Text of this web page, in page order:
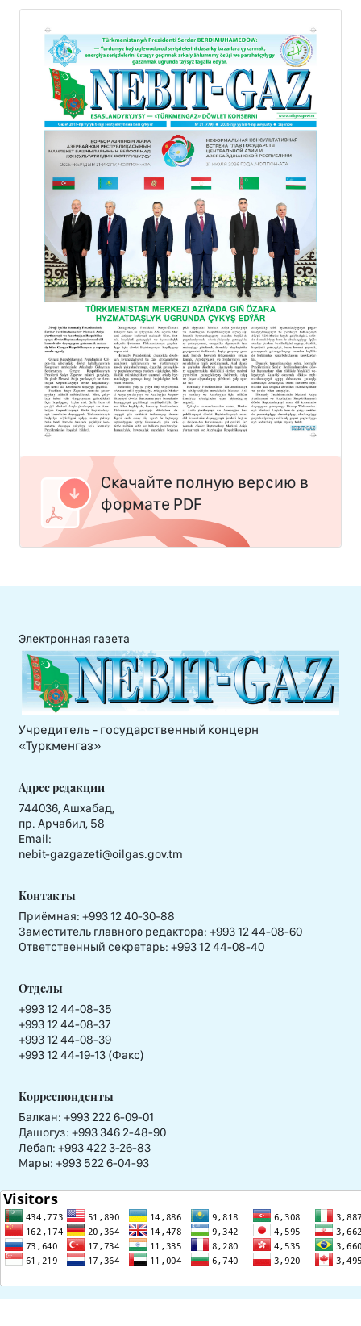
Скачайте полную версию в
формате PDF
Электронная газета
Учредитель - государственный концерн
«Туркменгаз»
Адрес редакции
744036, Ашхабад,
пр. Арчабил, 58
Email:
nebit-gazgazeti@oilgas.gov.tm
Контакты
Приёмная: +993 12 40-30-88
Заместитель главного редактора: +993 12 44-08-60
Ответственный секретарь: +993 12 44-08-40
Отделы
+993 12 44-08-35
+993 12 44-08-37
+993 12 44-08-39
+993 12 44-19-13 (Факс)
Корреспонденты
Балкан: +993 222 6-09-01
Дашогуз: +993 346 2-48-90
Лебап: +993 422 3-26-83
Мары: +993 522 6-04-93